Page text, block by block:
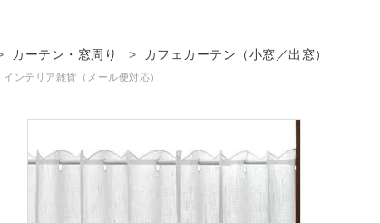
カーテン・窓周
り
ラグ
生地（ファブリ
マリメッコ
リサ・ラーソ
カーテン・窓周り カフェカーテン（小窓／出窓）
インテリア雑貨（メール便対応）